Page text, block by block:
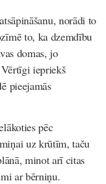
norādi to
to, ka dzemdību
domas, jo
Vērtīgi iepriekš
pieejamās
pēc
uz krūtīm, taču
minot arī citas
ar bērniņu.